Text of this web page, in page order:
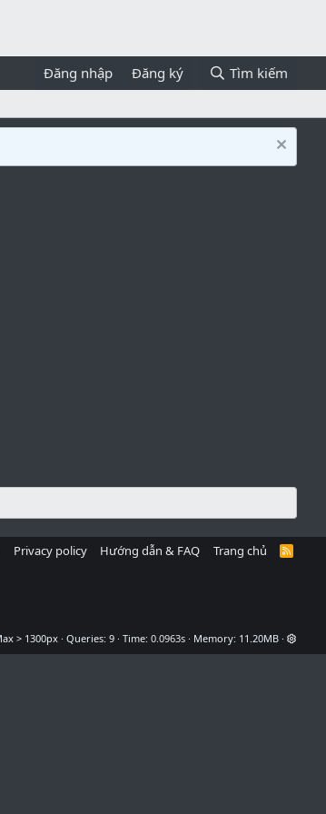
Đăng nhập Đăng ký Tìm kiếm
Privacy policy Hướng dẫn & FAQ Trang chủ
R
S
Queries 9 Time 0.0963s Memory 11.20MB